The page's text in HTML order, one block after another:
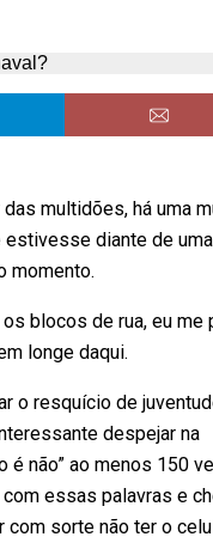
multidões, há uma
diante de uma
momento.
blocos de rua, eu me
longe daqui.
o resquício de
despejar na
é não” ao menos 150
essas palavras e
com sorte não ter o